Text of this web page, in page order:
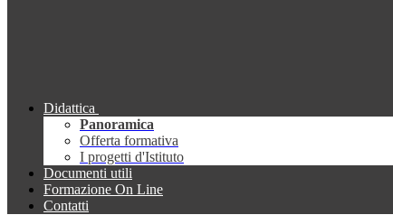
Didattica
Panoramica
Offerta formativa
I progetti d'Istituto
Documenti utili
Formazione On Line
Contatti